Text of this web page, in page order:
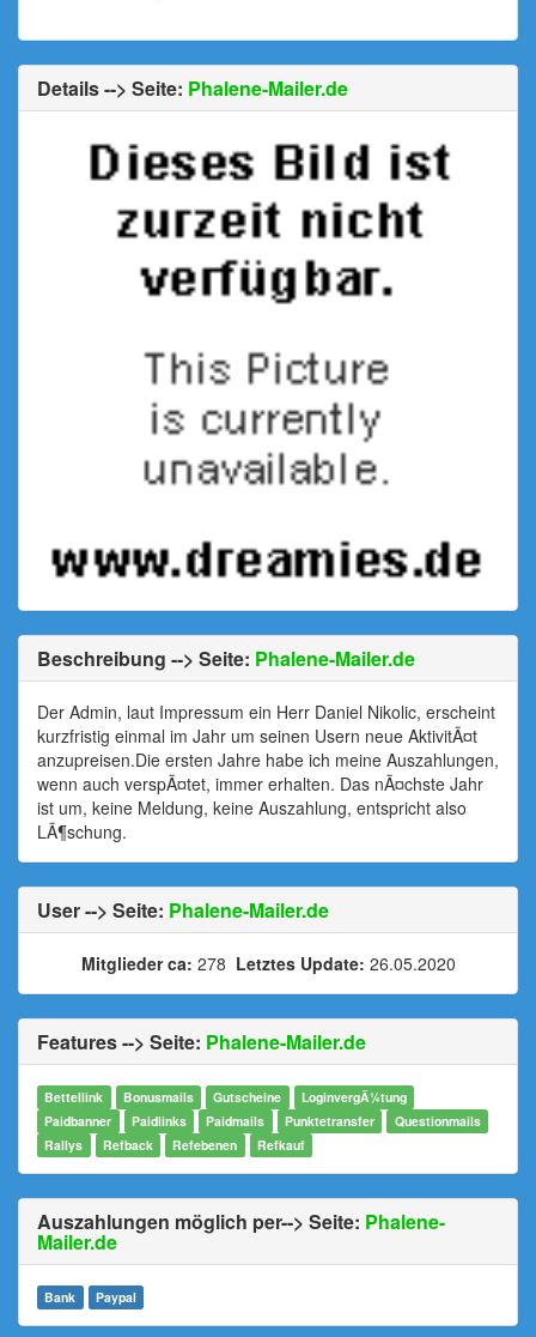
Details --> Seite: Phalene-Mailer.de
Beschreibung --> Seite: Phalene-Mailer.de
Der Admin, laut Impressum ein Herr Daniel Nikolic, erscheint
kurzfristig einmal im Jahr um seinen Usern neue AktivitÃ¤t
anzupreisen.Die ersten Jahre habe ich meine Auszahlungen,
wenn auch verspÃ¤tet, immer erhalten. Das nÃ¤chste Jahr
ist um, keine Meldung, keine Auszahlung, entspricht also
LÃ¶schung.
User --> Seite: Phalene-Mailer.de
Mitglieder ca: 278 Letztes Update: 26.05.2020
Features --> Seite: Phalene-Mailer.de
Bettellink Bonusmails Gutscheine
LoginvergÃ¼tung
Paidbanner
Paidlinks Paidmails Punktetransfer
Questionmails
Rallys
Refback Refebenen Refkauf
Auszahlungen möglich per--> Seite: Phalene-
Mailer.de
Bank Paypal